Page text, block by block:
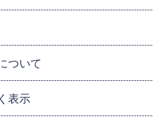
ついて
表示